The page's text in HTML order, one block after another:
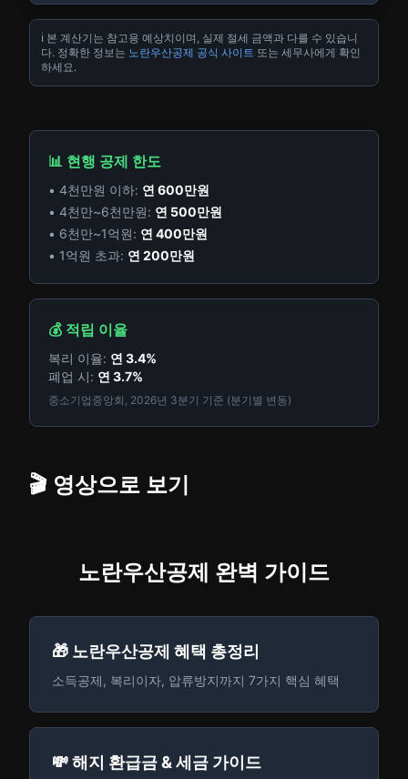
ℹ️ 본 계산기는 참고용 예상치이며, 실제 절세 금액과 다를 수 있습니
다. 정확한 정보는 노란우산공제 공식 사이트 또는 세무사에게 확인
하세요.
📊 현행 공제 한도
• 4천만원 이하: 연 600만원
• 4천만~6천만원: 연 500만원
• 6천만~1억원: 연 400만원
• 1억원 초과: 연 200만원
💰 적립 이율
복리 이율: 연 3.4%
폐업 시: 연 3.7%
중소기업중앙회, 2026년 3분기 기준 (분기별 변동)
🎬 영상으로 보기
노란우산공제 완벽 가이드
🎁 노란우산공제 혜택 총정리
소득공제, 복리이자, 압류방지까지 7가지 핵심 혜택
💸 해지 환급금 & 세금 가이드